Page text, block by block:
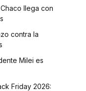
llega con
contra la
Milei es
Friday 2026: